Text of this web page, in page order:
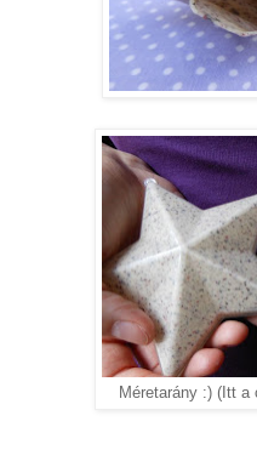
Méretarány :) (Itt a